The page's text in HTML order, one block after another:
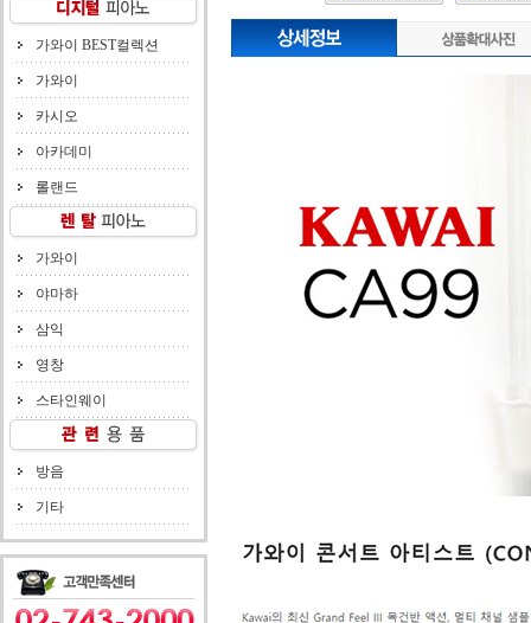
가와이 BEST컬렉션
가와이
카시오
아카데미
롤랜드
가와이
야마하
삼익
영창
스타인웨이
방음
기타